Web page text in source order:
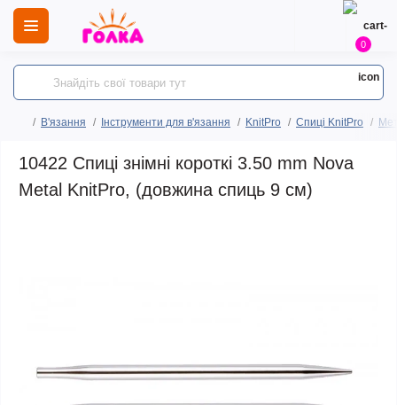
0
В'язання Інструменти для в'язання KnitPro Спиці KnitPro
10422 Спиці знімні короткі 3.50 mm Nova
Metal KnitPro, (довжина спиць 9 см)